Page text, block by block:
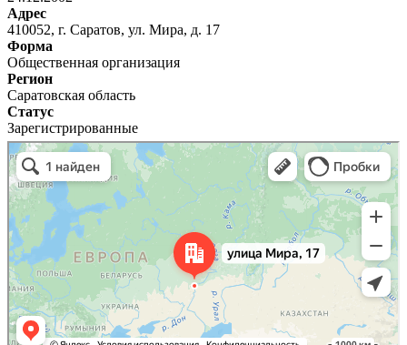
Адрес
410052, г. Саратов, ул. Мира, д. 17
Форма
Общественная организация
Регион
Саратовская область
Статус
Зарегистрированные